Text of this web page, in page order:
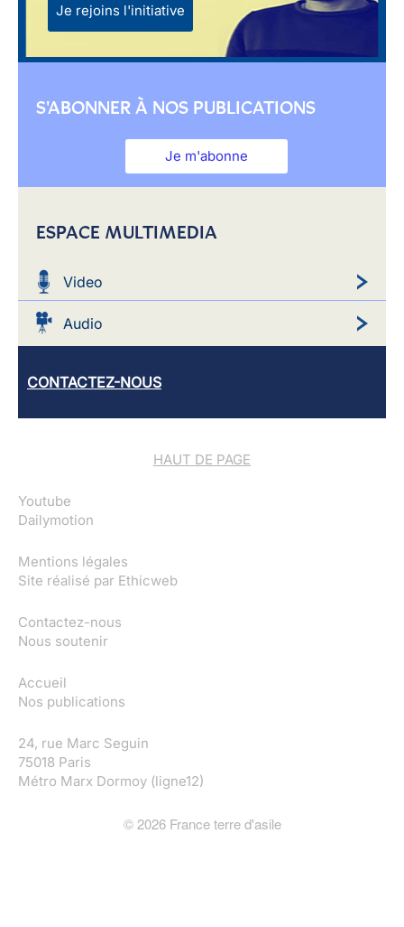
Je rejoins l'initiative
S'ABONNER À NOS PUBLICATIONS
Je m'abonne
ESPACE MULTIMEDIA
Video
Audio
CONTACTEZ-NOUS
HAUT DE PAGE
Youtube
Dailymotion
Mentions légales
Site réalisé par Ethicweb
Contactez-nous
Nous soutenir
Accueil
Nos publications
24, rue Marc Seguin
75018 Paris
Métro Marx Dormoy (ligne12)
© 2026France terre d'asile